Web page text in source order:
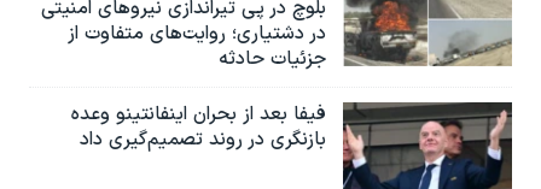
بلوچ در پی تیراندازی نیروهای امنیتی
در دشتیاری؛ روایت‌های متفاوت از
جزئیات حادثه
فیفا بعد از بحران اینفانتینو وعده
بازنگری در روند تصمیم‌گیری داد